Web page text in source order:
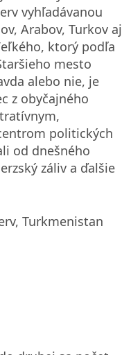
vyhľadávanou
Arabov, Turkov aj
ktorý podľa
mesto
alebo nie, je
z obyčajného
politických
od dnešného
záliv a ďalšie